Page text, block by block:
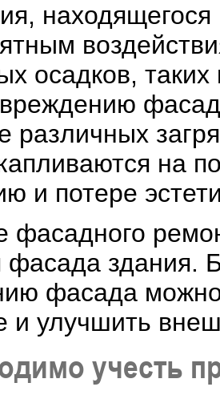
осадков, таких
различных
на
и потере
фасадного
фасада здания.
фасада
и улучшить
учесть